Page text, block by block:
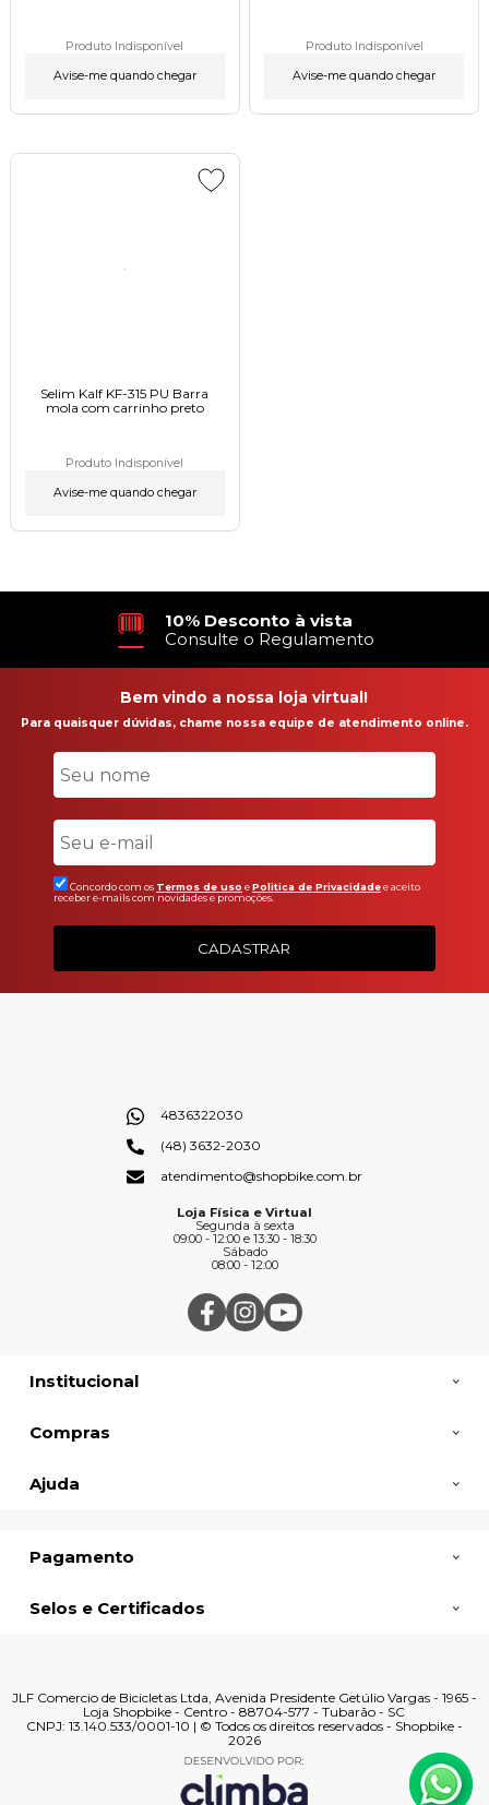
Produto Indisponível
Avise-me quando chegar
Produto Indisponível
Avise-me quando chegar
Selim Kalf KF-315 PU Barra
mola com carrinho preto
Produto Indisponível
Avise-me quando chegar
10% Desconto à vista
Consulte o Regulamento
Bem vindo a nossa loja virtual!
Para quaisquer dúvidas, chame nossa equipe de atendimento online.
Concordo com os Termos de uso ePolitica de Privacidadee aceito
receber e-mails com novidades e promoções.
CADASTRAR
Institucional
Compras
Ajuda
4836322030
(48) 3632-2030
atendimento@shopbike.com.br
Loja Física e Virtual
Segunda à sexta
09:00 - 12:00 e 13:30 - 18:30
Sábado
08:00 - 12:00
Pagamento
Selos e Certificados
JLF Comercio de Bicicletas Ltda, Avenida Presidente Getúlio Vargas - 1965 -
Loja Shopbike - Centro - 88704-577 - Tubarão - SC
CNPJ: 13.140.533/0001-10 | © Todos os direitos reservados - Shopbike -
2026